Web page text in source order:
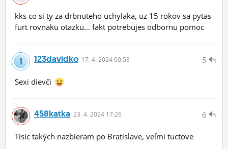
kks co si ty za drbnuteho uchylaka, uz 15 rokov sa pytas
furt rovnaku otazku... fakt potrebujes odbornu pomoc
5
123davidko 17. 4. 2024 00:58
Sexi dievči
6
458katka 23. 4. 2024 17:26
Tisíc takých nazbieram po Bratislave, veľmi tuctove